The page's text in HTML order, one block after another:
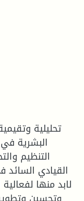
تحليلية
البشرية
التنظيم
القيادي
لابد منها